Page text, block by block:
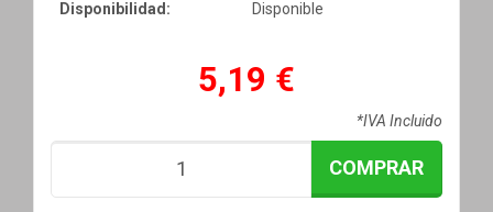
Disponibilidad: Disponible
5,19 €
*IVA Incluido
COMPRAR